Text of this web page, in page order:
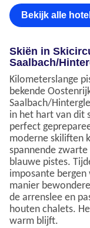
Bekijk alle
Skiën in
Saalbach/
Kilometerslange
bekende
Saalbach/
in het hart van dit
perfect
moderne skiliften
spannende
blauwe pistes.
imposante bergen
manier
de arrenslee en
houten chalets.
warm blijft.